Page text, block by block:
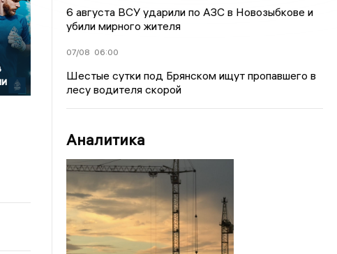
6 августа ВСУ ударили по АЗС в Новозыбкове и
убили мирного жителя
07/08 06:00
Шестые сутки под Брянском ищут пропавшего в
лесу водителя скорой
Аналитика